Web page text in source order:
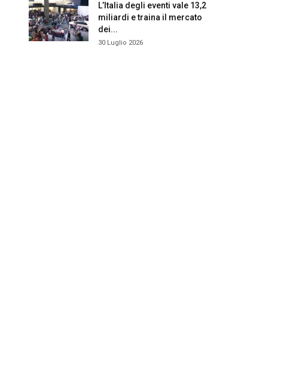
L’Italia degli eventi vale 13,2
miliardi e traina il mercato
dei...
30 Luglio 2026